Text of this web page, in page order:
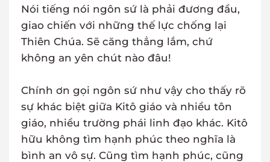
Nói tiếng nói ngôn sứ là phải đương đầu,
giao chiến với những thế lực chống lại
Thiên Chúa. Sẽ căng thẳng lắm, chứ
không an yên chút nào đâu!
Chính ơn gọi ngôn sứ như vậy cho thấy rõ
sự khác biệt giữa Kitô giáo và nhiều tôn
giáo, nhiều trường phái linh đạo khác. Kitô
hữu không tìm hạnh phúc theo nghĩa là
bình an vô sự. Cũng tìm hạnh phúc, cũng